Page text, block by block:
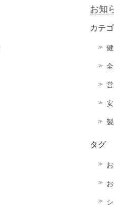
お知
カテ
タグ